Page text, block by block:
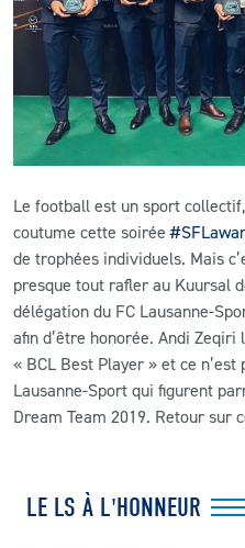
CLUB
CONTACT
ACTUALITÉS
LS E-SHOP
L’APP DU LS
LS ACADEMY CAMPS
PRESSE ET MEDIAS
Le football est un sport
coutume cette soirée
de trophées individuels. Mais
presque tout rafler au Kuursal
délégation du FC Lausanne-
afin d’être honorée. Andi
« BCL Best Player » et ce
Lausanne-Sport qui figurent
Dream Team 2019. Retour sur
LE LS À L'HONNEUR